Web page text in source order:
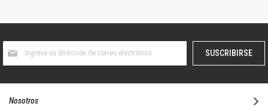
boletín
SUSCRIBIRSE
Nosotros